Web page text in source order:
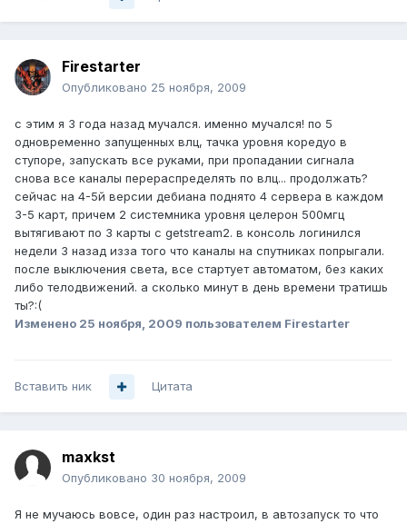
Firestarter
Опубликовано 25 ноября, 2009
с этим я 3 года назад мучался. именно мучался! по 5
одновременно запущенных влц, тачка уровня коредуо в
ступоре, запускать все руками, при пропадании сигнала
снова все каналы перераспределять по влц... продолжать?
сейчас на 4-5й версии дебиана поднято 4 сервера в каждом
3-5 карт, причем 2 системника уровня целерон 500мгц
вытягивают по 3 карты с getstream2. в консоль логинился
недели 3 назад изза того что каналы на спутниках попрыгали.
после выключения света, все стартует автоматом, без каких
либо телодвижений. а сколько минут в день времени тратишь
ты?:(
Изменено 25 ноября, 2009 пользователем Firestarter
Вставить ник Цитата
maxkst
Опубликовано 30 ноября, 2009
Я не мучаюсь вовсе, один раз настроил, в автозапуск то что